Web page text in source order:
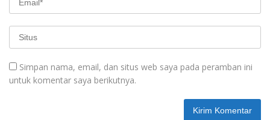
Simpan nama, email, dan situs web saya pada peramban ini
untuk komentar saya berikutnya.